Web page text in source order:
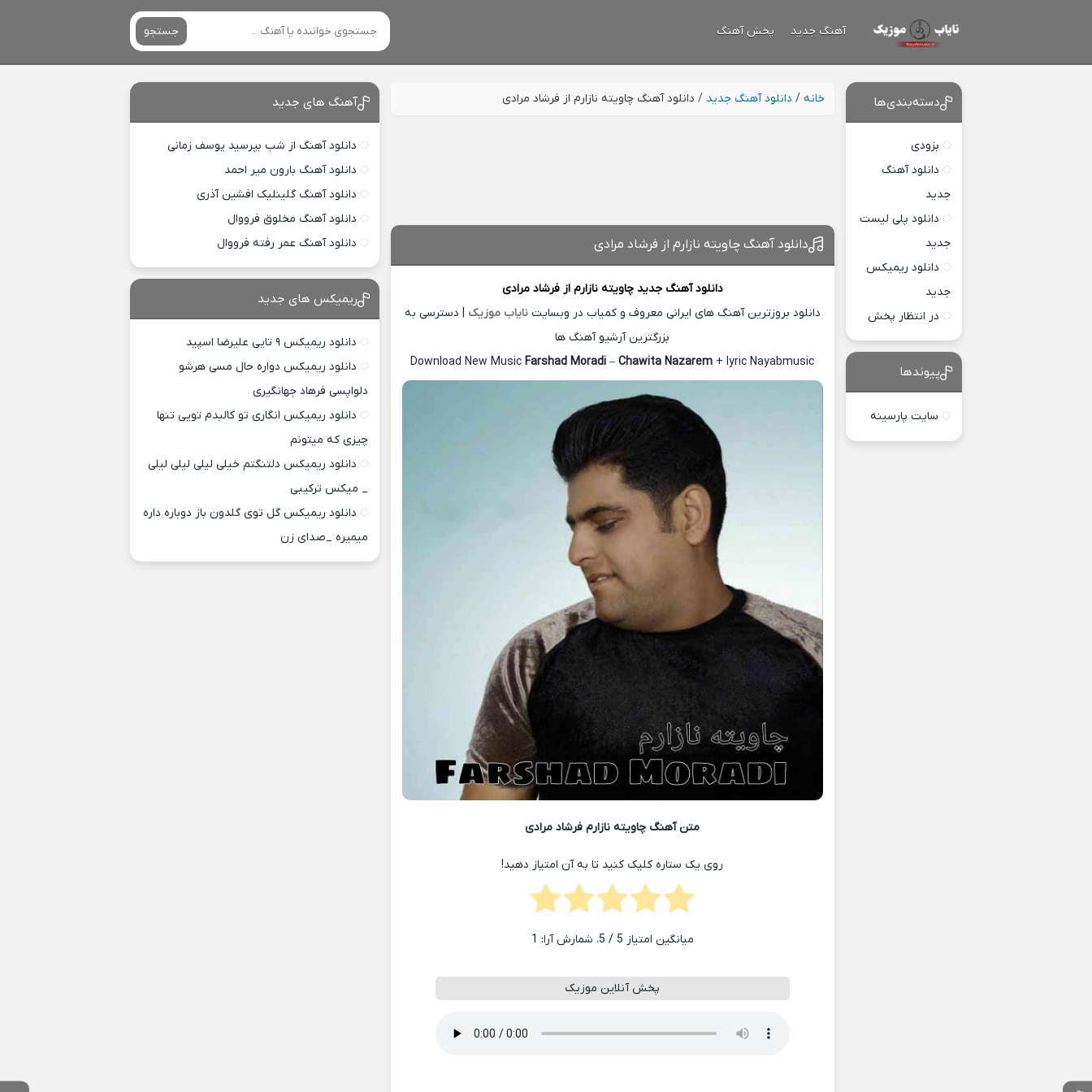
آهنگ جدید پخش آهنگ جستجو
خانه / دانلود آهنگ جدید / دانلود آهنگ چاویته نازارم از فرشاد مرادی
دانلود آهنگ چاویته نازارم از فرشاد مرادی
دانلود آهنگ جدید چاویته نازارم ازفرشاد مرادی
دانلود بروزترین آهنگ های ایرانی معروف و کمیاب در وبسایتنایاب موزیک | دسترسی به
بزرگترین آرشیو آهنگ ها
Download New MusicFarshad Moradi –Chawita Nazarem + lyric Nayabmusic
متن آهنگ چاویته نازارم فرشاد مرادی
روی یک ستاره کلیک کنید تا به آن امتیاز دهید!
میانگین امتیاز 5 / 5. شمارش آرا: 1
پخش آنلاین موزیک
دسته‌بندی‌ها
بزودی
دانلود آهنگ
جدید
دانلود پلی لیست
جدید
دانلود ریمیکس
جدید
در انتظار پخش
پیوندها
سایت پارسینه
آهنگ های جدید
دانلود آهنگ از شب بپرسید یوسف زمانی
دانلود آهنگ بارون میر احمد
دانلود آهنگ گلینلیک افشین آذری
دانلود آهنگ مخلوق فرووال
دانلود آهنگ عمر رفته فرووال
ریمیکس های جدید
دانلود ریمیکس ۹ تایی علیرضا اسپید
دانلود ریمیکس دواره حال مسی هرشو
دلواپسی فرهاد جهانگیری
دانلود ریمیکس انگاری تو کالبدم تویی تنها
چیزی که میتونم
دانلود ریمیکس دلتنگتم خیلی لیلی لیلی لیلی
_ میکس ترکیبی
دانلود ریمیکس گل توی گلدون باز دوباره داره
میمیره _صدای زن